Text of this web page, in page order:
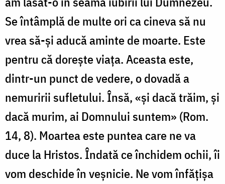
Se întâmplă de multe ori ca cineva să nu
vrea să-și aducă aminte de moarte. Este
pentru că dorește viața. Aceasta este,
dintr-un punct de vedere, o dovadă a
nemuririi sufletului. Însă, «și dacă trăim, și
dacă murim, ai Domnului suntem» (Rom.
14, 8). Moartea este puntea care ne va
duce la Hristos. Îndată ce închidem ochii, îi
vom deschide în veșnicie. Ne vom înfățișa